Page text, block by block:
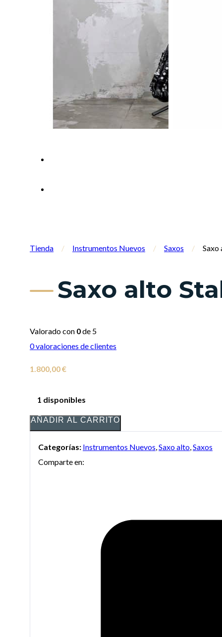
Tienda / Instrumentos Nuevos / Saxos / Saxo
Saxo alto
Valorado con 0de 5
0valoraciones de clientes
1.800,00€
1 disponibles
AÑADIR AL CARRITO
Categorías: Instrumentos Nuevos Saxo alto Saxos
Comparte en: